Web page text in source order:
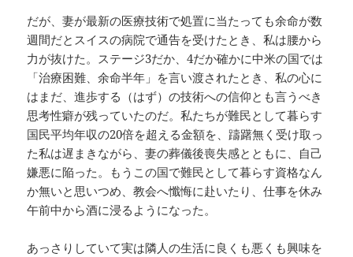
だが、妻が最新の医療技術で処置に当たっても余命が数
週間だとスイスの病院で通告を受けたとき、私は腰から
力が抜けた。ステージ3だか、4だか確かに中米の国では
「治療困難、余命半年」を言い渡されたとき、私の心に
はまだ、進歩する（はず）の技術への信仰とも言うべき
思考性癖が残っていたのだ。私たちが難民として暮らす
国民平均年収の20倍を超える金額を、躊躇無く受け取っ
た私は遅まきながら、妻の葬儀後喪失感とともに、自己
嫌悪に陥った。もうこの国で難民として暮らす資格なん
か無いと思いつめ、教会へ懺悔に赴いたり、仕事を休み
午前中から酒に浸るようになった。
あっさりしていて実は隣人の生活に良くも悪くも興味を